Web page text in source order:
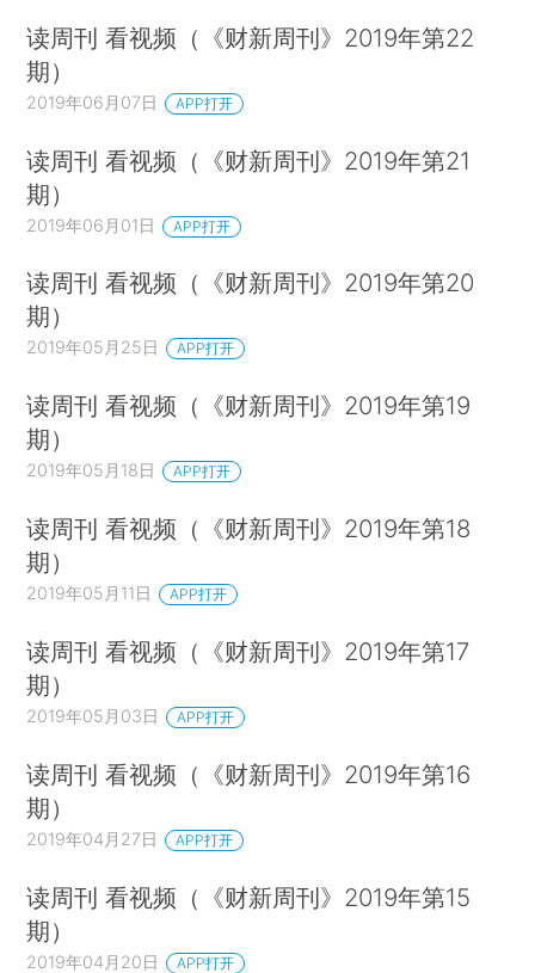
读周刊 看视频（《财新周刊》2019年第22
期）
2019年06月07日 APP打开
读周刊 看视频（《财新周刊》2019年第21
期）
2019年06月01日 APP打开
读周刊 看视频（《财新周刊》2019年第20
期）
2019年05月25日 APP打开
读周刊 看视频（《财新周刊》2019年第19
期）
2019年05月18日 APP打开
读周刊 看视频（《财新周刊》2019年第18
期）
2019年05月11日 APP打开
读周刊 看视频（《财新周刊》2019年第17
期）
2019年05月03日 APP打开
读周刊 看视频（《财新周刊》2019年第16
期）
2019年04月27日 APP打开
读周刊 看视频（《财新周刊》2019年第15
期）
2019年04月20日 APP打开